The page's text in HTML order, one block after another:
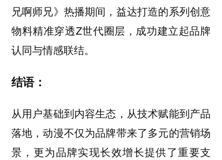
兄啊师兄》热播期间，益达打造的系列创意
物料精准穿透Z世代圈层，成功建立起品牌
认同与情感联结。
结语：
从用户基础到内容生态，从技术赋能到产品
落地，动漫不仅为品牌带来了多元的营销场
景，更为品牌实现长效增长提供了重要支